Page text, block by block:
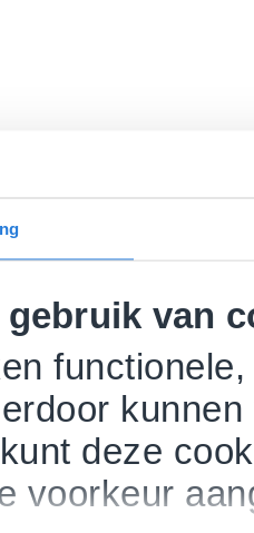
gebruik van
deze
voorkeur